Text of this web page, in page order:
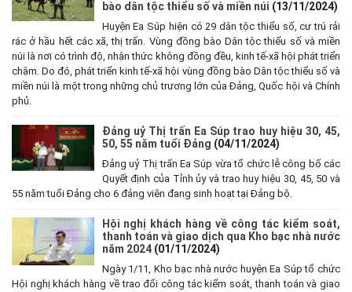
bào dân tộc thiểu số và miền núi (13/11/2024)
Huyện Ea Súp hiện có 29 dân tộc thiểu số, cư trú rải
rác ở hầu hết các xã, thị trấn. Vùng đồng bào Dân tộc thiểu số và miền
núi là nơi có trình độ, nhận thức không đồng đều, kinh tế-xã hội phát triển
chậm. Do đó, phát triển kinh tế-xã hội vùng đồng bào Dân tộc thiểu số và
miền núi là một trong những chủ trương lớn của Đảng, Quốc hội và Chính
phủ.
Đảng uỷ Thị trấn Ea Súp trao huy hiệu 30, 45,
50, 55 năm tuổi Đảng (04/11/2024)
Đảng uỷ Thị trấn Ea Súp vừa tổ chức lễ công bố các
Quyết định của Tỉnh ủy và trao huy hiệu 30, 45, 50 và
55 năm tuổi Đảng cho 6 đảng viên đang sinh hoạt tại Đảng bộ.
Hội nghị khách hàng về công tác kiểm soát,
thanh toán và giao dịch qua Kho bạc nhà nước
năm 2024 (01/11/2024)
Ngày 1/11, Kho bạc nhà nước huyện Ea Súp tổ chức
Hội nghị khách hàng về trao đổi công tác kiểm soát, thanh toán và giao